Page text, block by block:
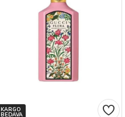
KARGO
BEDAVA